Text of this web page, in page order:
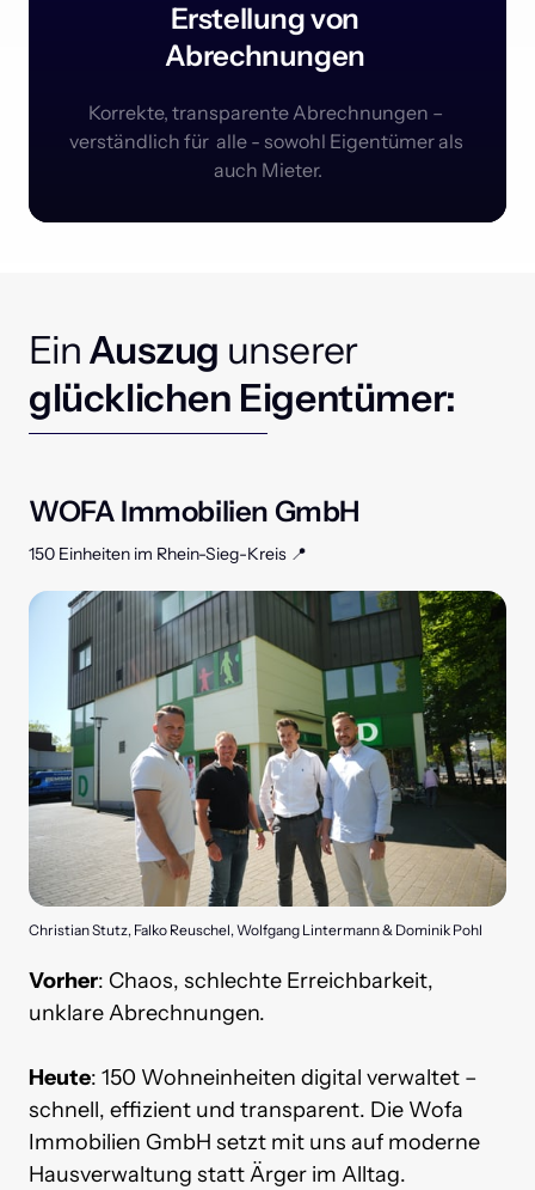
Erstellung von
Abrechnungen
Korrekte, transparente Abrechnungen –
verständlich für  alle - sowohl Eigentümer als
auch Mieter.
Ein Auszug unserer
glücklichen Eigentümer:
WOFA Immobilien GmbH
150 Einheiten im Rhein-Sieg-Kreis 📍
Christian Stutz, Falko Reuschel, Wolfgang Lintermann & Dominik Pohl
Vorher: Chaos, schlechte
unklare Abrechnungen.
Heute: 150 Wohneinheiten digital verwaltet
schnell, effizient und transparent. Die
Immobilien GmbH setzt mit uns auf
Hausverwaltung statt Ärger im Alltag.